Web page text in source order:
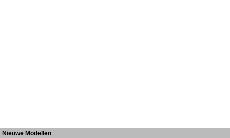
Nieuwe Modellen